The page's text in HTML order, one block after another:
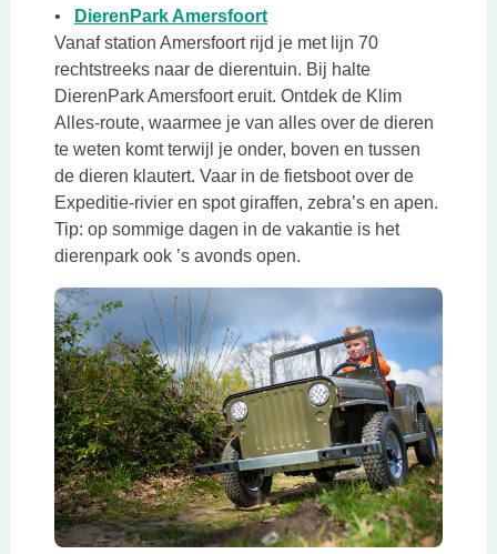
• DierenPark AmersfoortDeze link opent in een
Vanaf station Amersfoort rijd je met lijn 70
rechtstreeks naar de dierentuin. Bij halte
DierenPark Amersfoort eruit. Ontdek de Klim
Alles-route, waarmee je van alles over de dieren
te weten komt terwijl je onder, boven en tussen
de dieren klautert. Vaar in de fietsboot over de
Expeditie-rivier en spot giraffen, zebra’s en apen.
Tip: op sommige dagen in de vakantie is het
dierenpark ook ’s avonds open.